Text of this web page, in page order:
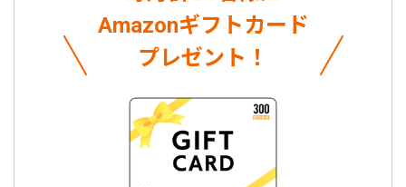
Amazonギフトカード
プレゼント！